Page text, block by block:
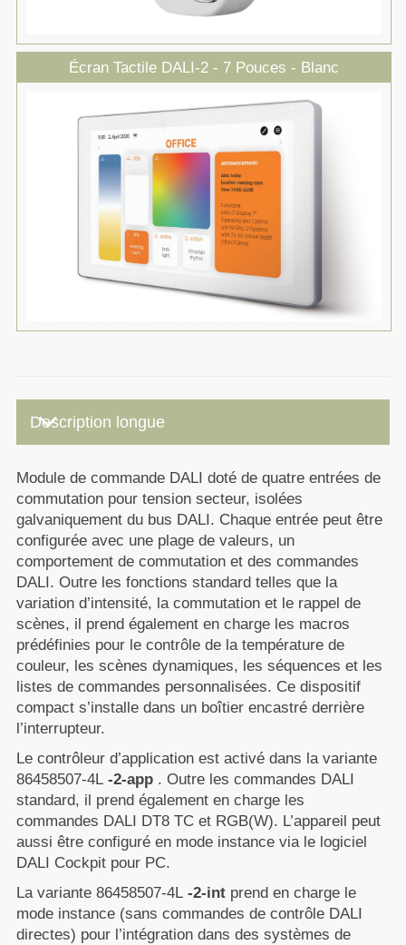
Écran Tactile DALI-2 - 7 Pouces - Blanc
Description longue
keyboard_arrow_down
Module de commande DALI doté de quatre entrées de
commutation pour tension secteur, isolées
galvaniquement du bus DALI. Chaque entrée peut être
configurée avec une plage de valeurs, un
comportement de commutation et des commandes
DALI. Outre les fonctions standard telles que la
variation d’intensité, la commutation et le rappel de
scènes, il prend également en charge les macros
prédéfinies pour le contrôle de la température de
couleur, les scènes dynamiques, les séquences et les
listes de commandes personnalisées. Ce dispositif
compact s’installe dans un boîtier encastré derrière
l’interrupteur.
Le contrôleur d’application est activé dans la variante
86458507-4L -2-app. Outre les commandes DALI
standard, il prend également en charge les
commandes DALI DT8 TC et RGB(W). L’appareil peut
aussi être configuré en mode instance via le logiciel
DALI Cockpit pour PC.
La variante 86458507-4L -2-intprend en charge le
mode instance (sans commandes de contrôle DALI
directes) pour l’intégration dans des systèmes de